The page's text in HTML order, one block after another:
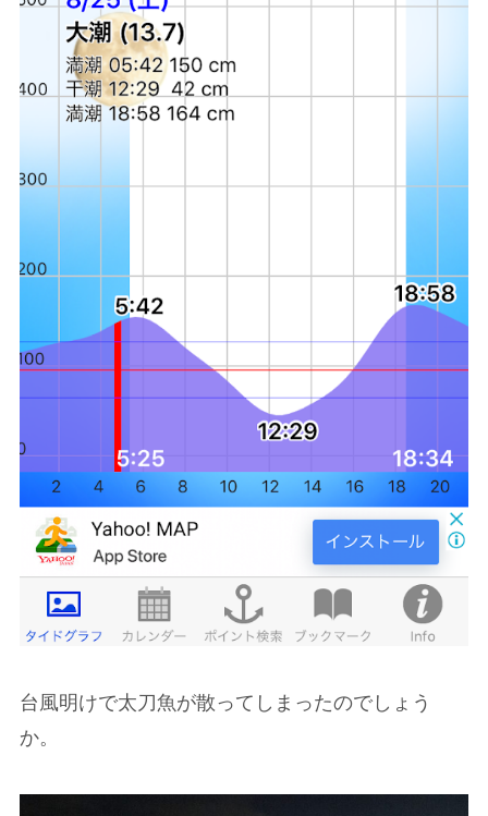
台風明けで太刀魚が散ってしまったのでしょう
か。